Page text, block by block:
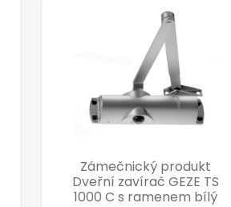
Zámečnický produkt
Dveřní zavírač GEZE TS
1000 C s ramenem bílý